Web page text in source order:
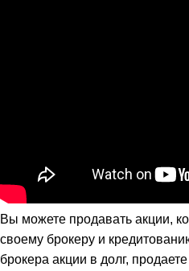
Вы можете продавать акции,
своему брокеру и
брокера акции в долг,